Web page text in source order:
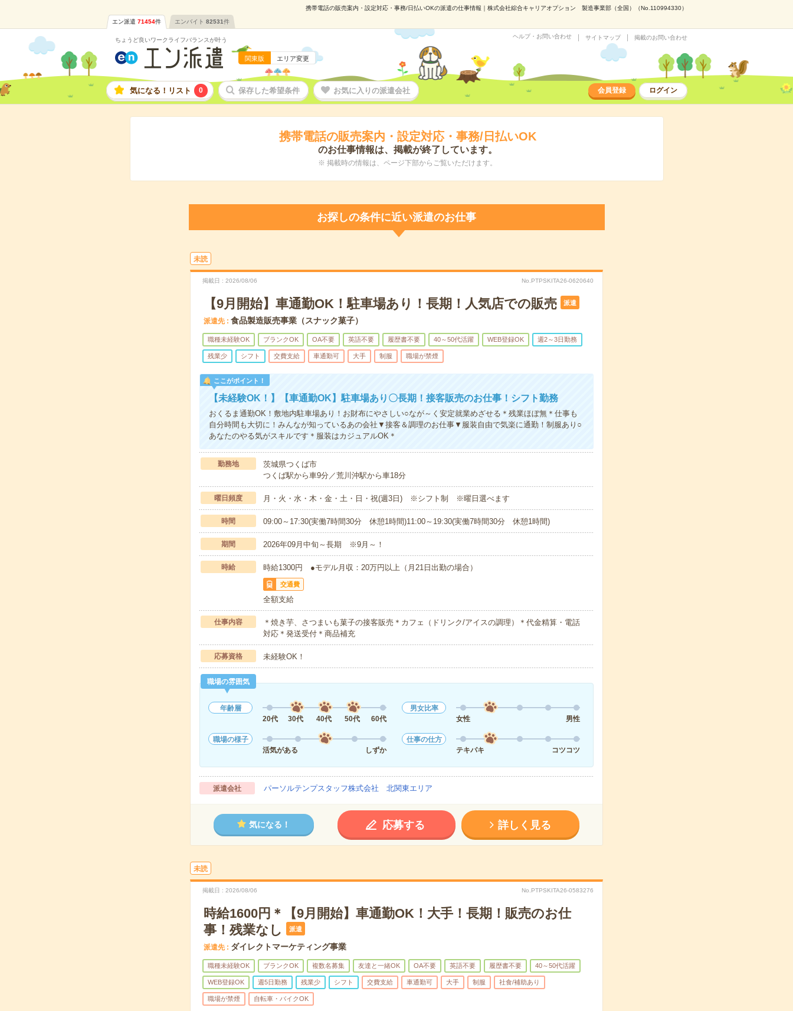
携帯電話の販売案内・設定対応・事務/日払いOKの派遣の仕事情報｜株式会社綜合キャリアオプション 製造事業部（全国）（No.110994330）
エン派遣 71454件 エンバイト 82531件
ちょうど良いワークライフバランスが叶う
関東版 エリア変更
ヘルプ・お問い合わせ サイトマップ 掲載のお問い合わせ
気になる！リスト 0 保存した希望条件 お気に入りの派遣会社 会員登録 ログイン
携帯電話の販売案内・設定対応・事務/日払いOK
のお仕事情報は、掲載が終了しています。
※ 掲載時の情報は、ページ下部からご覧いただけます。
お探しの条件に近い派遣のお仕事
未読
掲載日 2026/08/06 No.PTPSKITA26-0620640
【9月開始】車通勤OK！駐車場あり！長期！人気店での販売 派遣
派遣先 食品製造販売事業（スナック菓子）
職種未経験OK ブランクOK OA不要 英語不要 履歴書不要 40～50代活躍 WEB登録OK 週2～3日勤務
残業少 シフト 交費支給 車通勤可 大手 制服 職場が禁煙
ここがポイント！
【未経験OK！】【車通勤OK】駐車場あり〇長期！接客販売のお仕事！シフト勤務
おくるま通勤OK！敷地内駐車場あり！お財布にやさしい○なが～く安定就業めざせる＊残業ほぼ無＊仕事も
自分時間も大切に！みんなが知っているあの会社▼接客＆調理のお仕事▼服装自由で気楽に通勤！制服あり○
あなたのやる気がスキルです＊服装はカジュアルOK＊
勤務地
茨城県つくば市
つくば駅から車9分／荒川沖駅から車18分
曜日頻度 月・火・水・木・金・土・日・祝(週3日) ※シフト制 ※曜日選べます
時間 09:00～17:30(実働7時間30分 休憩1時間)11:00～19:30(実働7時間30分 休憩1時間)
期間 2026年09月中旬～長期 ※9月～！
時給 時給1300円 ●モデル月収：20万円以上（月21日出勤の場合）
交通費
全額支給
仕事内容
＊焼き芋、さつまいも菓子の接客販売＊カフェ（ドリンク/アイスの調理）＊代金精算・電話
対応＊発送受付＊商品補充
応募資格 未経験OK！
職場の雰囲気
年齢層
20代
30代 40代 50代 60代
男女比率
女性
男性
職場の様子
活気がある
しずか
仕事の仕方
テキパキ
コツコツ
派遣会社 パーソルテンプスタッフ株式会社 北関東エリア
気になる！ 応募する 詳しく見る
未読
掲載日 2026/08/06 No.PTPSKITA26-0583276
時給1600円＊【9月開始】車通勤OK！大手！長期！販売のお仕
事！残業なし
派遣
派遣先 ダイレクトマーケティング事業
職種未経験OK ブランクOK 複数名募集 友達と一緒OK OA不要 英語不要 履歴書不要 40～50代活躍
WEB登録OK 週5日勤務 残業少 シフト 交費支給 車通勤可 大手 制服 社食/補助あり
職場が禁煙 自転車・バイクOK